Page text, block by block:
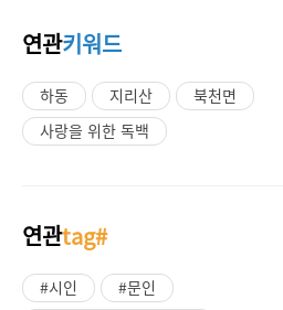
연관키워드
하동 지리산
북천면
사랑을 위한 독백
연관tag#
#시인
#문인